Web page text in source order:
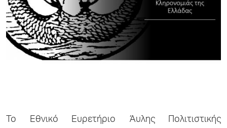
Το Εθνικό Ευρετήριο Άυλης Πολιτιστικής